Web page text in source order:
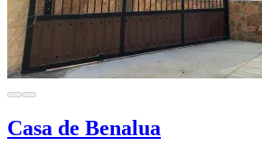
Casa de Benalua